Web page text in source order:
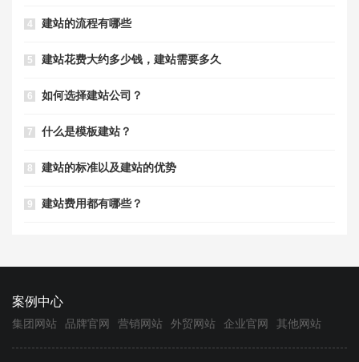
4 建站的流程有哪些
5 建站花费大约多少钱，建站需要多久
6 如何选择建站公司？
7 什么是模板建站？
8 建站的标准以及建站的优势
9 建站费用都有哪些？
案例中心
集团网站 品牌官网 营销网站 外贸网站 企业官网 其他网站